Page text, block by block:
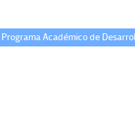
Programa Académico de